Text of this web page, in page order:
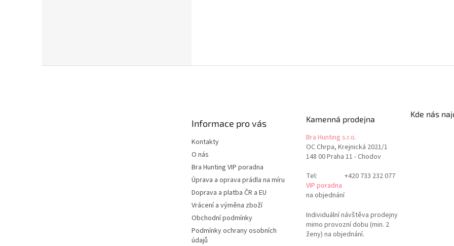
Informace pro vás
Kontakty
O nás
Bra Hunting VIP poradna
Úprava a oprava prádla na míru
Doprava a platba ČR a EU
Vrácení a výměna zboží
Obchodní podmínky
Podmínky ochrany osobních
údajů
Kamenná prodejna
Bra Hunting s.r.o.
OC Chrpa, Krejnická 2021/1
148 00 Praha 11 - Chodov
Tel:
+420 733 232 077
VIP poradna
na objednání
Individuální návštěva prodejny
mimo provozní dobu (min. 2
ženy) na objednání.
Kde nás